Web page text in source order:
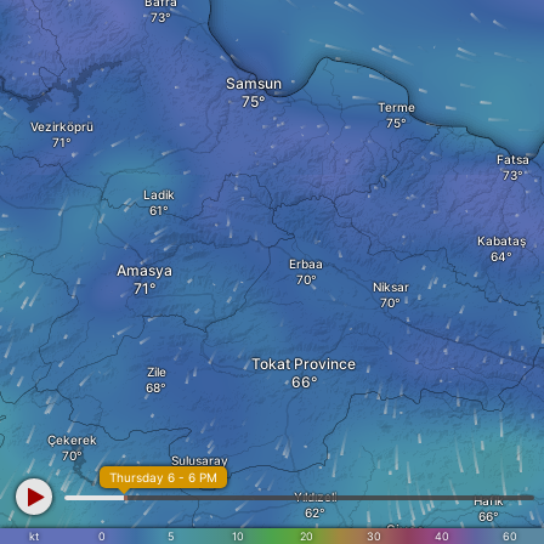
Vezirköprü
Samsun
Fatsa
Terme
Çekerek
Sulusaray
Amasya
Zile
Ladik
Tokat Province
Kabataş
Niksar
Erbaa
Hafik
Sivas
Yıldızeli
kt 0 5 10 20 30 40 60
Thursday 6 - 6 PM